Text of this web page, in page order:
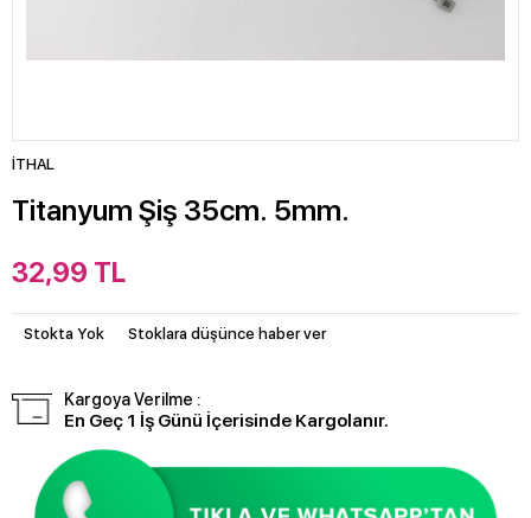
İTHAL
Titanyum Şiş 35cm. 5mm.
32,99 TL
Stokta Yok Stoklara düşünce haber ver
Kargoya Verilme :
En Geç 1 İş Günü İçerisinde Kargolanır.